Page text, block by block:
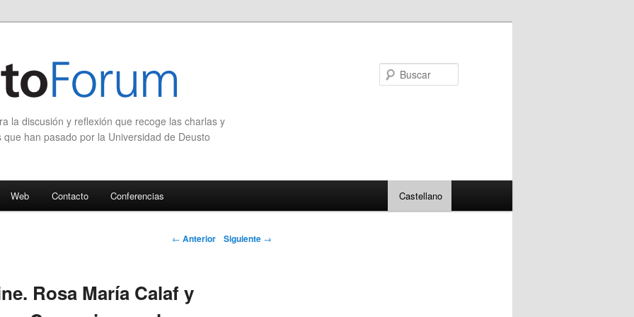
la discusión y reflexión que recoge las charlas y
han pasado por la Universidad de Deusto
Web Contacto Conferencias Castellano
Navegación de
← Anterior Siguiente →
Rosa María Calaf y